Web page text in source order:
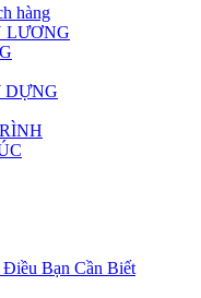
hàng
LƯƠNG
DỰNG
Bạn Cần Biết